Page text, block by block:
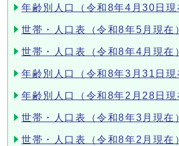
年齢別人口（令和8年4月30日現
世帯・人口表（令和8年5月現在
世帯・人口表（令和8年4月現在
年齢別人口（令和8年3月31日現
年齢別人口（令和8年2月28日現
世帯・人口表（令和8年3月現在
世帯・人口表（令和8年2月現在